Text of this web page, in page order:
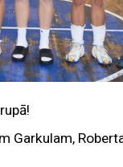
Garkulam,